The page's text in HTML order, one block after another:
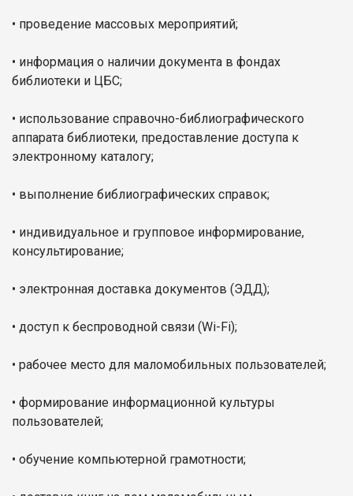
• проведение массовых мероприятий;
• информация о наличии документа в фондах
библиотеки и ЦБС;
• использование справочно-библиографического
аппарата библиотеки, предоставление доступа к
электронному каталогу;
• выполнение библиографических справок;
• индивидуальное и групповое информирование,
консультирование;
• электронная доставка документов (ЭДД);
• доступ к беспроводной связи (Wi-Fi);
• рабочее место для маломобильных пользователей;
• формирование информационной культуры
пользователей;
• обучение компьютерной грамотности;